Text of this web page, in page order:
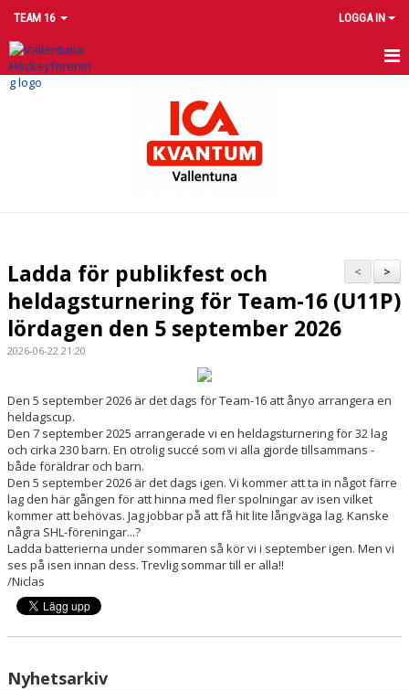
TEAM 16 LOGGA IN
HEM
BILDGALLERI
DOKUMENT
>
<
Ladda för publikfest och
heldagsturnering för Team-16 (U11P)
lördagen den 5 september 2026
2026-06-22 21:20
Den 5 september 2026 är det dags för Team-16 att ånyo arrangera en
heldagscup.
Den 7 september 2025 arrangerade vi en heldagsturnering för 32 lag
och cirka 230 barn. En otrolig succé som vi alla gjorde tillsammans -
både föräldrar och barn.
Den 5 september 2026 är det dags igen. Vi kommer att ta in något färre
lag den här gången för att hinna med fler spolningar av isen vilket
kommer att behövas. Jag jobbar på att få hit lite långväga lag. Kanske
några SHL-föreningar...?
Ladda batterierna under sommaren så kör vi i september igen. Men vi
ses på isen innan dess. Trevlig sommar till er alla!!
/Niclas
Nyhetsarkiv